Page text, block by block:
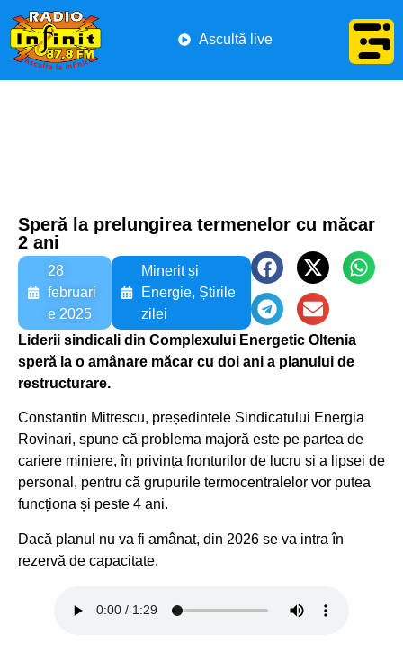
Ascultă live
Speră la prelungirea termenelor cu măcar
2 ani
28
februari
e 2025
Minerit și
Energie, Știrile
zilei
Liderii sindicali din Complexului Energetic Oltenia
speră la o amânare măcar cu doi ani a planului de
restructurare.
Constantin Mitrescu, președintele Sindicatului Energia
Rovinari, spune că problema majoră este pe partea de
cariere miniere, în privința fronturilor de lucru și a lipsei de
personal, pentru că grupurile termocentralelor vor putea
funcționa și peste 4 ani.
Dacă planul nu va fi amânat, din 2026 se va intra în
rezervă de capacitate.